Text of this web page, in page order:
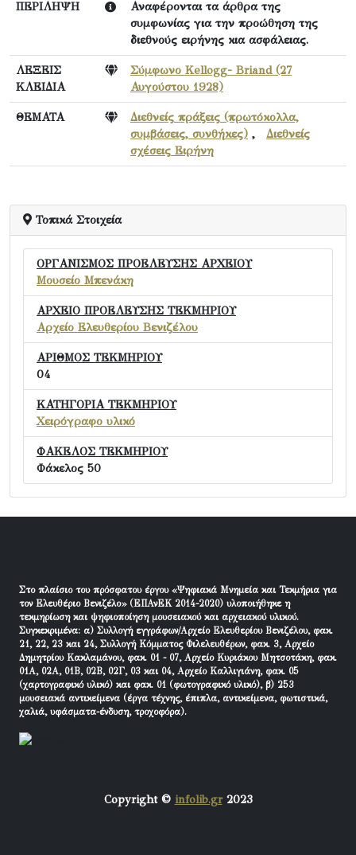
ΠΕΡΙΛΗΨΗ
Αναφέρονται τα άρθρα της
συμφωνίας για την προώθηση της
διεθνούς ειρήνης κια ασφάλειας.
ΛΕΞΕΙΣ
ΚΛΕΙΔΙΑ
Σύμφωνο Kellogg- Briand (27
Αυγούστου 1928)
ΘΕΜΑΤΑ
Διεθνείς πράξεις (πρωτόκολλα,
συμβάσεις, συνθήκες) , Διεθνείς
σχέσεις Ειρήνη
Τοπικά Στοιχεία
ΟΡΓΑΝΙΣΜΟΣ ΠΡΟΕΛΕΥΣΗΣ ΑΡΧΕΙΟΥ
Μουσείο Μπενάκη
ΑΡΧΕΙΟ ΠΡΟΕΛΕΥΣΗΣ ΤΕΚΜΗΡΙΟΥ
Αρχείο Ελευθερίου Βενιζέλου
ΑΡΙΘΜΟΣ ΤΕΚΜΗΡΙΟΥ
04
ΚΑΤΗΓΟΡΙΑ ΤΕΚΜΗΡΙΟΥ
Χειρόγραφο υλικό
ΦΑΚΕΛΟΣ ΤΕΚΜΗΡΙΟΥ
Φάκελος 50
Στο πλαίσιο του πρόσφατου έργου «Ψηφιακά Μνημεία και Τεκμήρια για
τον Ελευθέριο Βενιζέλο» (ΕΠΑνΕΚ 2014-2020) υλοποιήθηκε η
τεκμηρίωση και ψηφιοποίηση μουσειακού και αρχειακού υλικού.
Συγκεκριμένα: α) Συλλογή εγγράφων/Αρχείο Ελευθερίου Βενιζέλου, φακ.
21, 22, 23 και 24, Συλλογή Κόμματος Φιλελευθέρων, φακ. 3, Αρχείο
Δημητρίου Κακλαμάνου, φακ. 01 - 07, Αρχείο Κυριάκου Μητσοτάκη, φακ.
01Α, 02Α, 01Β, 02Β, 02Γ, 03 και 04, Αρχείο Καλλιγιάνη, φακ. 05
(χαρτογραφικό υλικό) και φακ. 01 (φωτογραφικό υλικό), β) 253
μουσειακά αντικείμενα (έργα τέχνης, έπιπλα, αντικείμενα, φωτιστικά,
χαλιά, υφάσματα-ένδυση, τροχοφόρα).
Copyright © infolib.gr2023